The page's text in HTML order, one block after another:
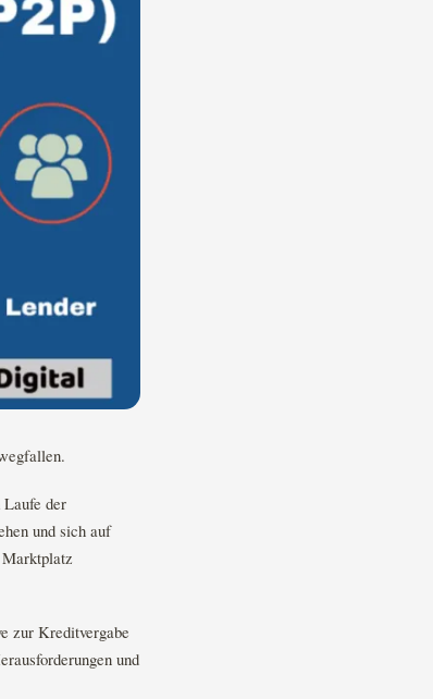
der
und sich auf
zur Kreditvergabe
und